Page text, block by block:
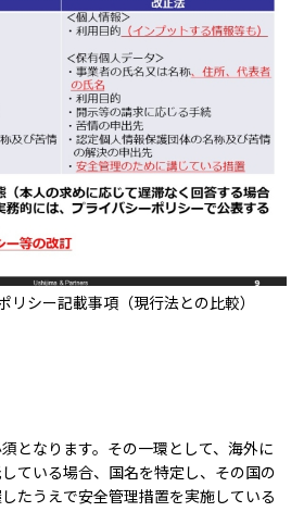
リシー記載事項（現行法との比較）
となります。その一環として、海外に
ている場合、国名を特定し、その国の
たうえで安全管理措置を実施している